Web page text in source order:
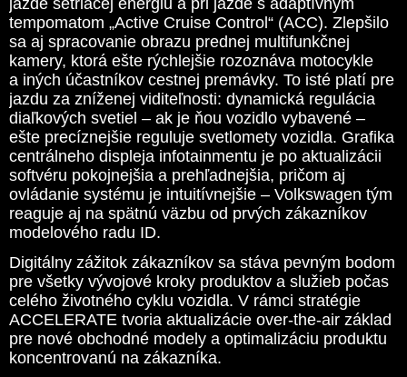
tempomatom „Active Cruise Control“ (ACC). Zlepšilo
sa aj spracovanie obrazu prednej multifunkčnej
kamery, ktorá ešte rýchlejšie rozoznáva motocykle
a iných účastníkov cestnej premávky. To isté platí pre
jazdu za zníženej viditeľnosti: dynamická regulácia
diaľkových svetiel – ak je ňou vozidlo vybavené –
ešte precíznejšie reguluje svetlomety vozidla. Grafika
centrálneho displeja infotainmentu je po aktualizácii
softvéru pokojnejšia a prehľadnejšia, pričom aj
ovládanie systému je intuitívnejšie – Volkswagen tým
reaguje aj na spätnú väzbu od prvých zákazníkov
modelového radu ID.
Digitálny zážitok zákazníkov sa stáva pevným bodom
pre všetky vývojové kroky produktov a služieb počas
celého životného cyklu vozidla. V rámci stratégie
ACCELERATE tvoria aktualizácie over-the-air základ
pre nové obchodné modely a optimalizáciu produktu
koncentrovanú na zákazníka.